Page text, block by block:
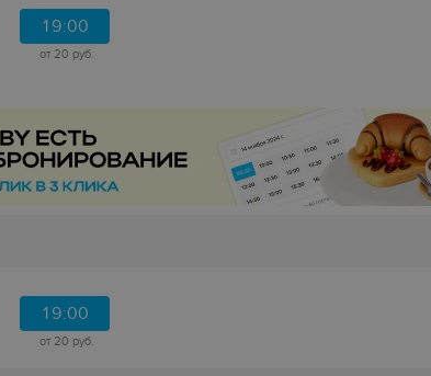
19:00
от 20 руб.
19:00
от 20 руб.